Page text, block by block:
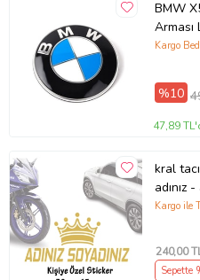
BMW
Arması
Kargo
%10
47,89
kral
adınız
Kargo ile
240,00
Sepette